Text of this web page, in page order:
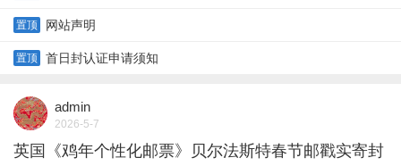
置顶 网站声明
置顶 首日封认证申请须知
admin
2026-5-7
英国《鸡年个性化邮票》贝尔法斯特春节邮戳实寄封